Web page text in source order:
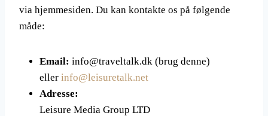
via hjemmesiden. Du kan kontakte os på følgende
måde:
Email: info@traveltalk.dk (brug denne)
eller info@leisuretalk.net
Adresse:
Leisure Media Group LTD